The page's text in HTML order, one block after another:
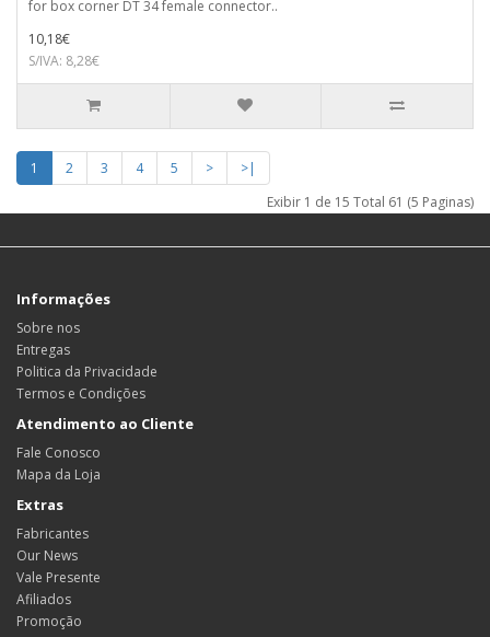
for box corner DT 34 female connector..
10,18€
S/IVA: 8,28€
1 2 3 4 5 >
>|
Exibir 1 de 15 Total 61 (5 Paginas)
Informações
Sobre nos
Entregas
Politica da Privacidade
Termos e Condições
Atendimento ao Cliente
Fale Conosco
Mapa da Loja
Extras
Fabricantes
Our News
Vale Presente
Afiliados
Promoção